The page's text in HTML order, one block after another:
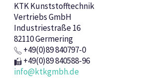
KTK Kunststofftechnik
Vertriebs GmbH
Industriestraße 16
82110 Germering
+49(0)89 840797-0
+49(0)89 840588-96
info@ktkgmbh.de